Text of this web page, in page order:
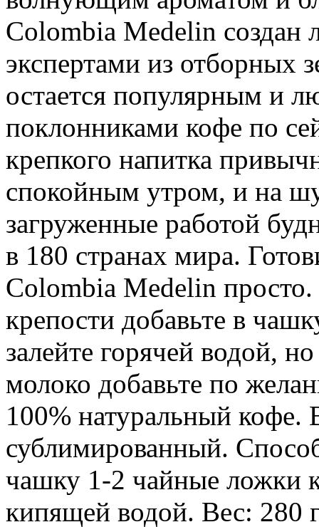
Colombia Medelin
экспертами из отборных
остается популярным и
поклонниками кофе по
крепкого напитка
спокойным утром, и на
загруженные работой
в 180 странах мира.
Colombia Medelin
крепости добавьте в
залейте горячей водой,
молоко добавьте по
100% натуральный
сублимированный.
чашку 1-2 чайные ложки
кипящей водой. Вес: 280